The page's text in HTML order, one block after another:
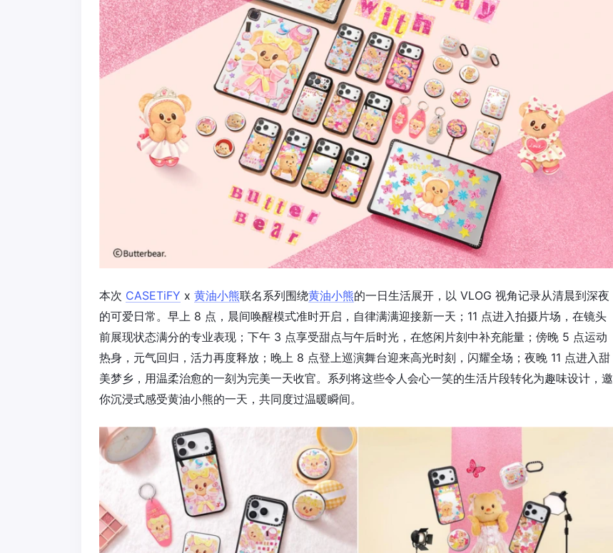
本次 CASETiFY x 黄油小熊联名系列围绕黄油小熊的一日生活展开，以 VLOG 视角记录从清晨到深夜
的可爱日常。早上 8 点，晨间唤醒模式准时开启，自律满满迎接新一天；11 点进入拍摄片场，在镜头
前展现状态满分的专业表现；下午 3 点享受甜点与午后时光，在悠闲片刻中补充能量；傍晚 5 点运动
热身，元气回归，活力再度释放；晚上 8 点登上巡演舞台迎来高光时刻，闪耀全场；夜晚 11 点进入甜
美梦乡，用温柔治愈的一刻为完美一天收官。系列将这些令人会心一笑的生活片段转化为趣味设计，邀
你沉浸式感受黄油小熊的一天，共同度过温暖瞬间。